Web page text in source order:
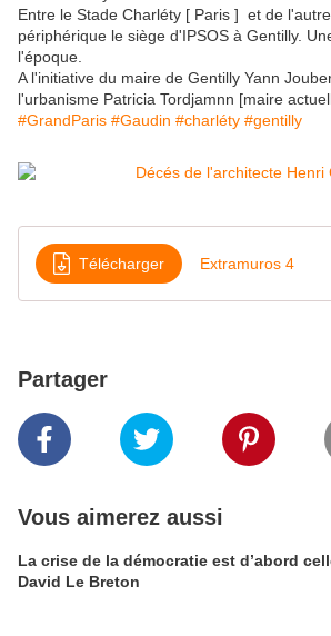
Entre le Stade Charléty [ Paris ] et de
périphérique le siège d'IPSOS à Gentilly.
l'époque.
A l'initiative du maire de Gentilly Yann
l'urbanisme Patricia Tordjamnn [maire
#GrandParis #Gaudin #charléty #gentilly
Télécharger Extramuros 4
Partager
Vous aimerez aussi
La crise de la démocratie est d’abord
David Le Breton